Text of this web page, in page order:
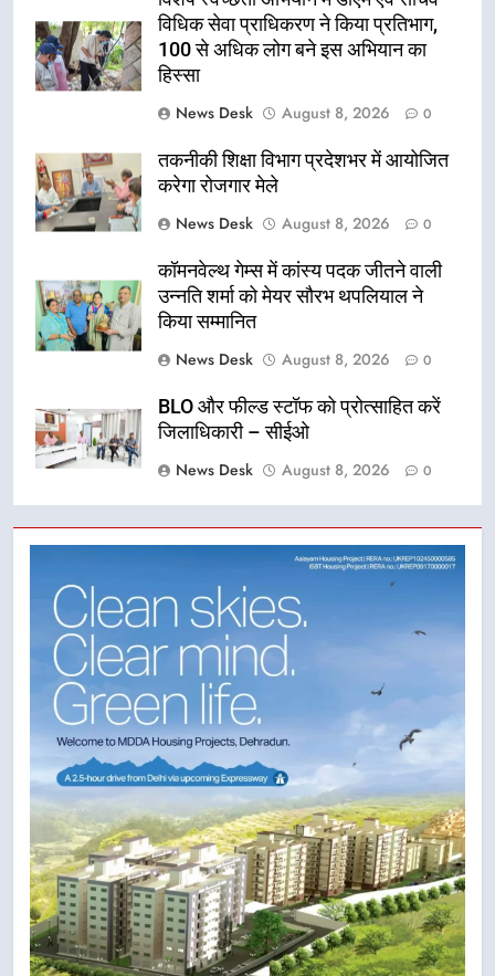
विधिक सेवा प्राधिकरण ने किया प्रतिभाग,
100 से अधिक लोग बने इस अभियान का
हिस्सा
News Desk
August 8, 2026 0
तकनीकी शिक्षा विभाग प्रदेशभर में आयोजित
करेगा रोजगार मेले
News Desk
August 8, 2026 0
कॉमनवेल्थ गेम्स में कांस्य पदक जीतने वाली
उन्नति शर्मा को मेयर सौरभ थपलियाल ने
किया सम्मानित
News Desk
August 8, 2026 0
BLO और फील्ड स्टॉफ को प्रोत्साहित करें
जिलाधिकारी – सीईओ
News Desk
August 8, 2026 0